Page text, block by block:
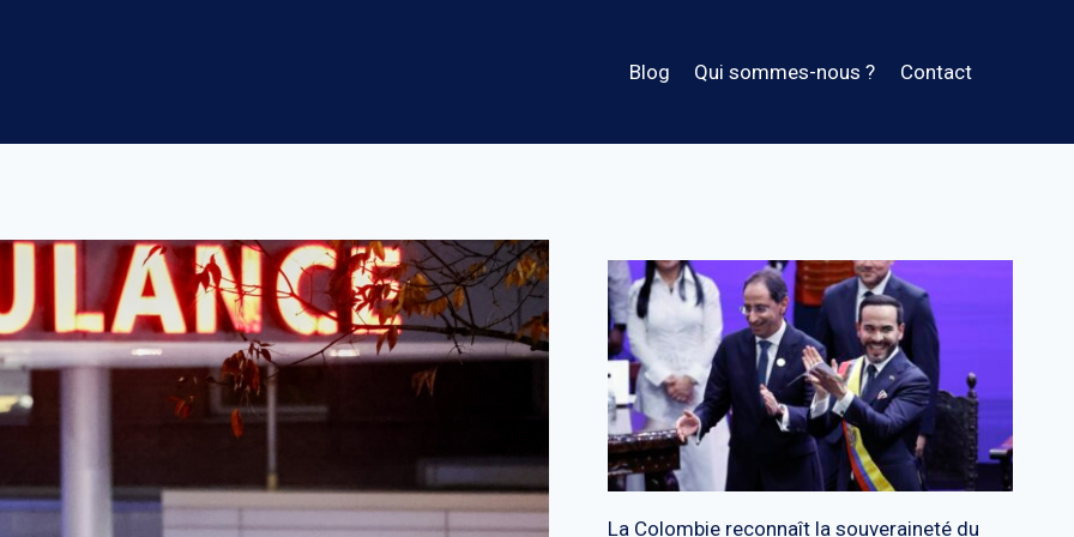
Blog Qui sommes-nous ? Contact
La Colombie reconnaît la souveraineté du